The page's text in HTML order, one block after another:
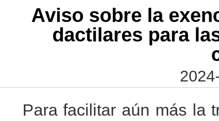
Aviso sobre la
dactilares para
Para facilitar aún más la